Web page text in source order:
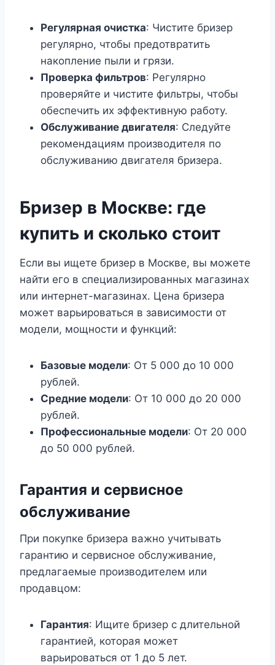
Регулярная очистка: Чистите бризер
регулярно, чтобы предотвратить
накопление пыли и грязи.
Проверка фильтров: Регулярно
проверяйте и чистите фильтры, чтобы
обеспечить их эффективную работу.
Обслуживание двигателя: Следуйте
рекомендациям производителя по
обслуживанию двигателя бризера.
Бризер в Москве: где
купить и сколько стоит
Если вы ищете бризер в Москве, вы можете
найти его в специализированных магазинах
или интернет-магазинах. Цена бризера
может варьироваться в зависимости от
модели, мощности и функций:
Базовые модели: От 5 000 до 10 000
рублей.
Средние модели: От 10 000 до 20 000
рублей.
Профессиональные модели: От 20 000
до 50 000 рублей.
Гарантия и сервисное
обслуживание
При покупке бризера важно учитывать
гарантию и сервисное обслуживание,
предлагаемые производителем или
продавцом:
Гарантия: Ищите бризер с длительной
гарантией, которая может
варьироваться от 1 до 5 лет.